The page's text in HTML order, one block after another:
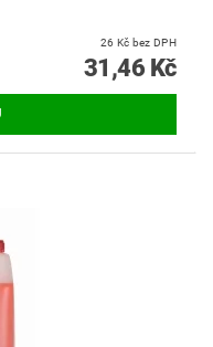
26 Kč bez DPH
31,46 Kč